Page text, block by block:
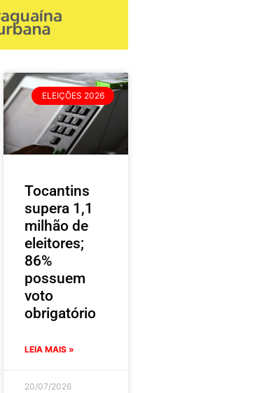
ELEIÇÕES 2026
Tocantins
supera 1,1
milhão de
eleitores;
86%
possuem
voto
obrigatório
LEIA MAIS »
20/07/2026